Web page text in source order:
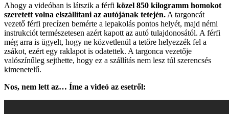
Ahogy a videóban is látszik a férfi közel 850 kilogramm homokot
szeretett volna elszállítani az autójának tetején. A targoncát
vezető férfi precízen bemérte a lepakolás pontos helyét, majd némi
instrukciót természetesen azért kapott az autó tulajdonosától. A férfi
még arra is ügyelt, hogy ne közvetlenül a tetőre helyezzék fel a
zsákot, ezért egy raklapot is odatettek. A targonca vezetője
valószínűleg sejthette, hogy ez a szállítás nem lesz túl szerencsés
kimenetelű.
Nos, nem lett az… Íme a videó az esetről: